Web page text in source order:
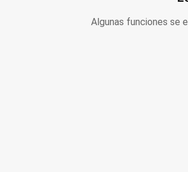
Algunas funciones se